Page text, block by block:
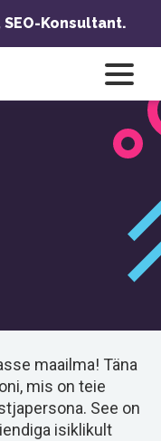
SEO-Konsultant.
maailma! Täna
mis on teie
See on
isiklikult